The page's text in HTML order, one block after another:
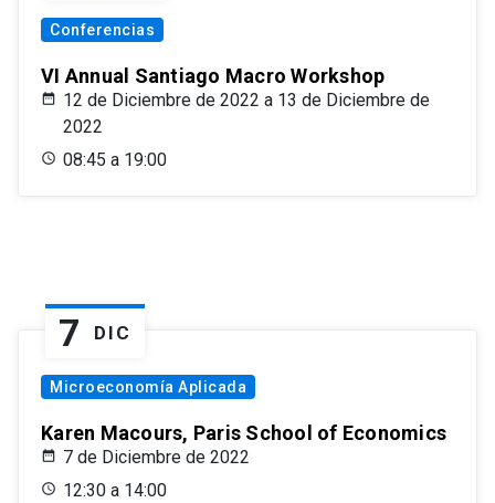
Conferencias
VI Annual Santiago Macro Workshop
12 de Diciembre de 2022 a 13 de Diciembre de
2022
08:45 a 19:00
7 DIC
Microeconomía Aplicada
Karen Macours, Paris School of Economics
7 de Diciembre de 2022
12:30 a 14:00